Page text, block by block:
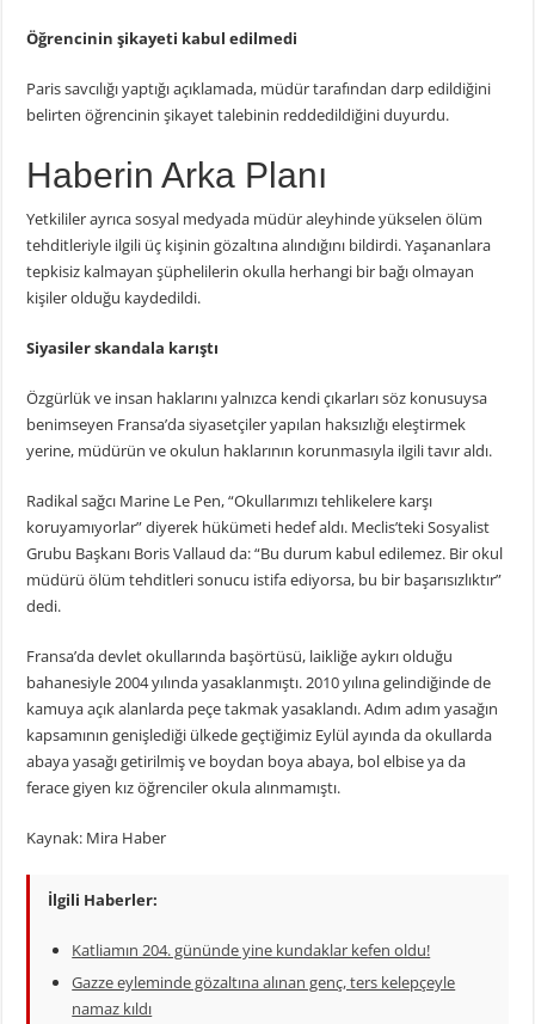
Öğrencinin şikayeti kabul edilmedi
Paris savcılığı yaptığı açıklamada, müdür tarafından darp edildiğini
belirten öğrencinin şikayet talebinin reddedildiğini duyurdu.
Haberin Arka Planı
Yetkililer ayrıca sosyal medyada müdür aleyhinde yükselen ölüm
tehditleriyle ilgili üç kişinin gözaltına alındığını bildirdi. Yaşananlara
tepkisiz kalmayan şüphelilerin okulla herhangi bir bağı olmayan
kişiler olduğu kaydedildi.
Siyasiler skandala karıştı
Özgürlük ve insan haklarını yalnızca kendi çıkarları söz konusuysa
benimseyen Fransa’da siyasetçiler yapılan haksızlığı eleştirmek
yerine, müdürün ve okulun haklarının korunmasıyla ilgili tavır aldı.
Radikal sağcı Marine Le Pen, “Okullarımızı tehlikelere karşı
koruyamıyorlar” diyerek hükümeti hedef aldı. Meclis’teki Sosyalist
Grubu Başkanı Boris Vallaud da: “Bu durum kabul edilemez. Bir okul
müdürü ölüm tehditleri sonucu istifa ediyorsa, bu bir başarısızlıktır”
dedi.
Fransa’da devlet okullarında başörtüsü, laikliğe aykırı olduğu
bahanesiyle 2004 yılında yasaklanmıştı. 2010 yılına gelindiğinde de
kamuya açık alanlarda peçe takmak yasaklandı. Adım adım yasağın
kapsamının genişlediği ülkede geçtiğimiz Eylül ayında da okullarda
abaya yasağı getirilmiş ve boydan boya abaya, bol elbise ya da
ferace giyen kız öğrenciler okula alınmamıştı.
Kaynak: Mira Haber
İlgili Haberler:
Katliamın 204. gününde yine kundaklar kefen oldu!
Gazze eyleminde gözaltına alınan genç, ters kelepçeyle
namaz kıldı